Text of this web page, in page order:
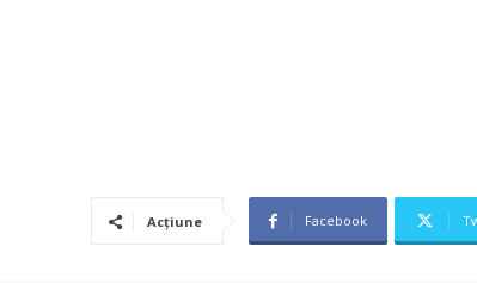
Acțiune Facebook